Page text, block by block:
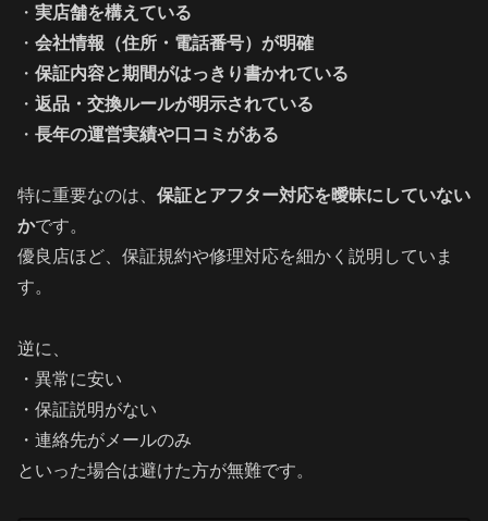
・ 実店舗を構えている
・ 会社情報（住所・電話番号）が明確
・ 保証内容と期間がはっきり書かれている
・ 返品・交換ルールが明示されている
・ 長年の運営実績や口コミがある
特に重要なのは、 保証とアフター対応を曖昧にしていない
かです。
優良店ほど、保証規約や修理対応を細かく説明していま
す。
逆に、
・異常に安い
・保証説明がない
・連絡先がメールのみ
といった場合は避けた方が無難です。